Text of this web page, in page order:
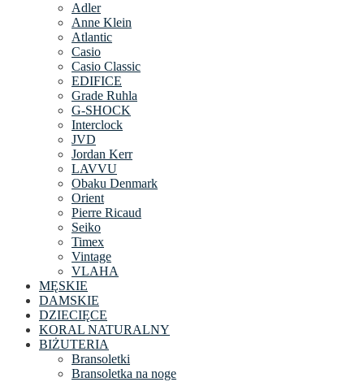
Adler
Anne Klein
Atlantic
Casio
Casio Classic
EDIFICE
Grade Ruhla
G-SHOCK
Interclock
JVD
Jordan Kerr
LAVVU
Obaku Denmark
Orient
Pierre Ricaud
Seiko
Timex
Vintage
VLAHA
MĘSKIE
DAMSKIE
DZIECIĘCE
KORAL NATURALNY
BIŻUTERIA
Bransoletki
Bransoletka na noge